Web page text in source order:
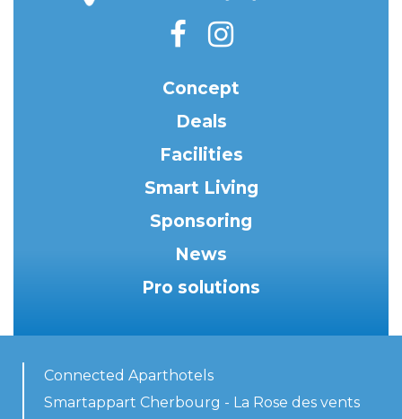
Concept
Deals
Facilities
Smart Living
Sponsoring
News
Pro solutions
Connected Aparthotels
Smartappart Cherbourg - La Rose des vents